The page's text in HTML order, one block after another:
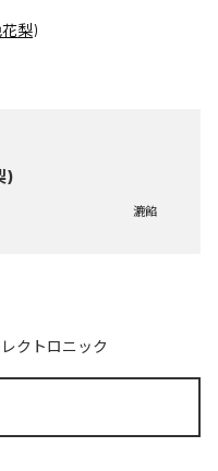
梨)
)
漉餡
クトロニック